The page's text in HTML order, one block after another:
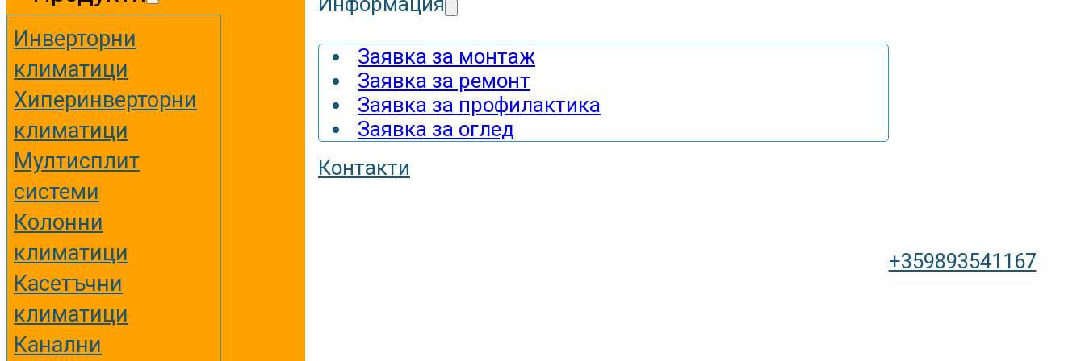
Инверторни
климатици
Хиперинверторни
климатици
Мултисплит
системи
Колонни
климатици
Касетъчни
климатици
Канални
Заявка за монтаж
Заявка за ремонт
Заявка за профилактика
Заявка за оглед
Контакти
+359893541167